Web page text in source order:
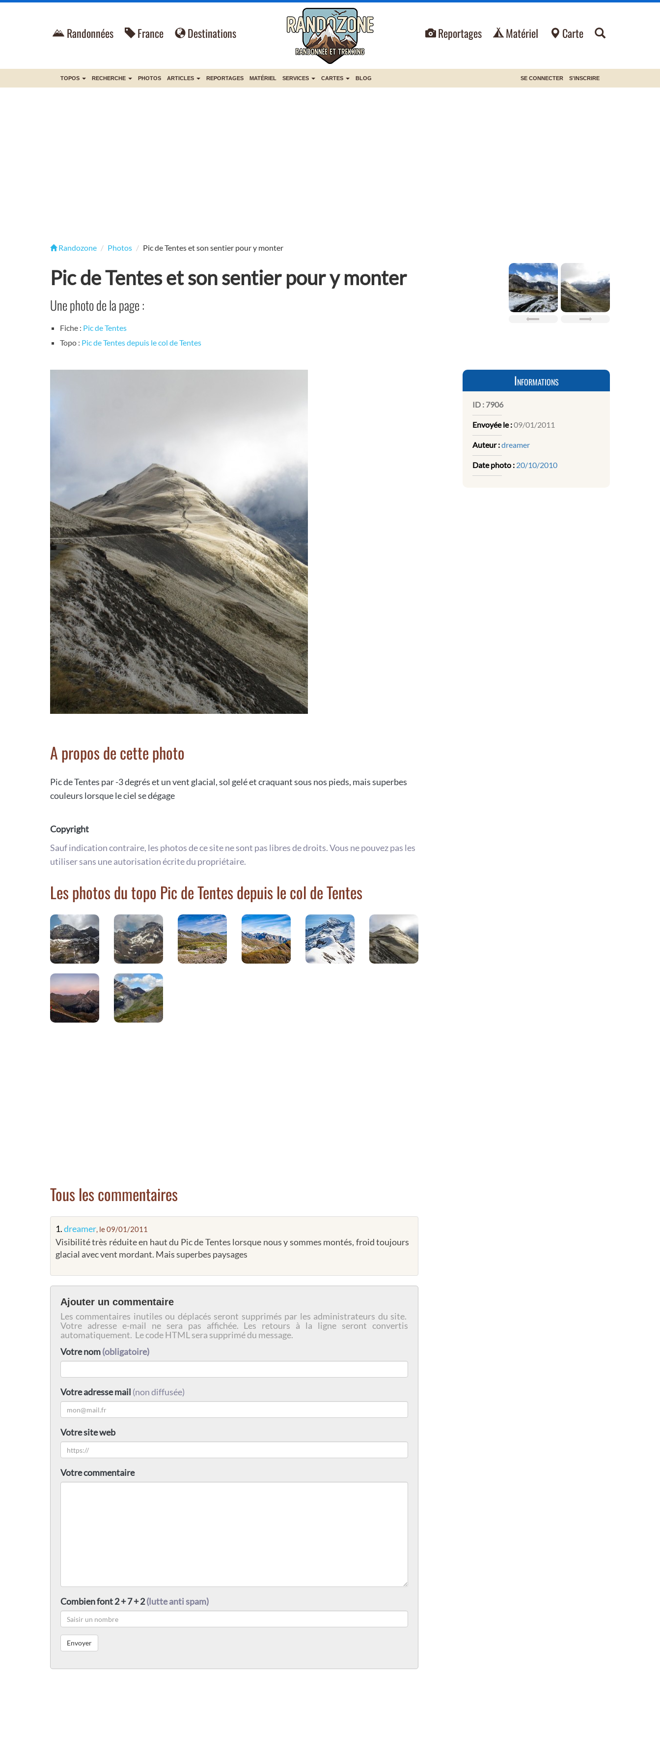
Randonnées France Destinations Reportages Matériel Carte
TOPOS RECHERCHE PHOTOS ARTICLES REPORTAGES MATÉRIEL SERVICES CARTES BLOG SE CONNECTER S'INSCRIRE
Randozone Photos Pic de Tentes et son sentier pour y monter
Pic de Tentes et son sentier pour y monter
Une photo de la page :
Fiche : Pic de Tentes
Topo : Pic de Tentes depuis le col de Tentes
A propos de cette photo
Pic de Tentes par -3 degrés et un vent glacial, sol gelé et craquant sous nos pieds, mais superbes
couleurs lorsque le ciel se dégage
Copyright
Sauf indication contraire, les photos de ce site ne sont pas libres de droits. Vous ne pouvez pas les
utiliser sans une autorisation écrite du propriétaire.
Les photos du topo Pic de Tentes depuis le col de Tentes
Tous les commentaires
1.dreamer, le 09/01/2011
Visibilité très réduite en haut du Pic de Tentes lorsque nous y sommes montés, froid toujours
glacial avec vent mordant. Mais superbes paysages
Ajouter un commentaire
Les commentaires inutiles ou déplacés seront supprimés par les administrateurs du site.
Votre adresse e-mail ne sera pas affichée. Les retours à la ligne seront convertis
automatiquement. Le code HTML sera supprimé du message.
Votre nom(obligatoire)
Votre adresse mail (non diffusée)
Votre site web
Votre commentaire
Combien font 2 + 7 + 2(lutte anti spam)
Informations
ID : 7906
Envoyée le :09/01/2011
Auteur :dreamer
Date photo : 20/10/2010